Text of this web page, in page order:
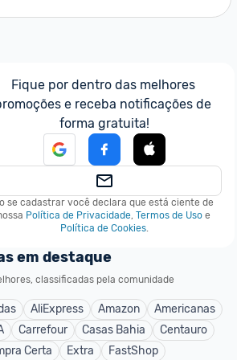
Fique por dentro das melhores
e receba notificações de
forma gratuita!
se cadastrar você declara que está ciente de
Política de Privacidade, Termos de Uso e
Política de Cookies.
em destaque
classificadas pela comunidade
AliExpress Amazon
Americanas
Carrefour Casas Bahia
Centauro
Certa
Extra
FastShop